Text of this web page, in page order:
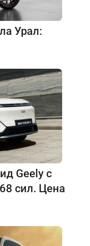
Урал:
Geely с
сил. Цена